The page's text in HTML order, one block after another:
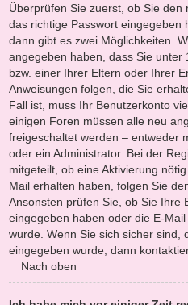
Überprüfen Sie zuerst, ob Sie
das richtige Passwort eingegeben
dann gibt es zwei Möglichkeiten.
angegeben haben, dass Sie unter
bzw. einer Ihrer Eltern oder Ihrer
Anweisungen folgen, die Sie
Fall ist, muss Ihr Benutzerkonto
einigen Foren müssen alle neu
freigeschaltet werden – entweder
oder ein Administrator. Bei der
mitgeteilt, ob eine Aktivierung
Mail erhalten haben, folgen Sie
Ansonsten prüfen Sie, ob Sie Ihre
eingegeben haben oder die E-
wurde. Wenn Sie sich sicher sind,
eingegeben wurde, dann
Nach oben